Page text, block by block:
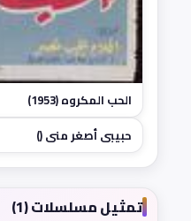
الحب المكروه (1953)
حبيبي أصغر مني ()
تمثيل مسلسلات (1)